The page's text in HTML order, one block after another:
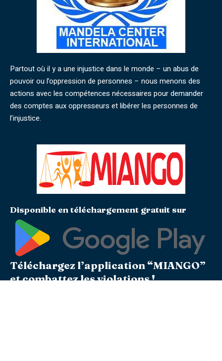
Partout où il y a une injustice dans le monde – un abus de
pouvoir ou l’oppression de personnes – nous menons des
actions avec les compétences nécessaires pour demander
des comptes aux oppresseurs et libérer les personnes de
l’injustice.
Disponible en téléchargement gratuit sur
Téléchargez l’application “MIANGO”
et combattez les violations !